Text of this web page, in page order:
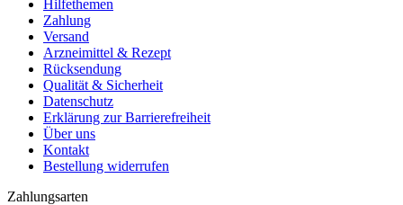
Hilfethemen
Zahlung
Versand
Arzneimittel & Rezept
Rücksendung
Qualität & Sicherheit
Datenschutz
Erklärung zur Barrierefreiheit
Über uns
Kontakt
Bestellung widerrufen
Zahlungsarten